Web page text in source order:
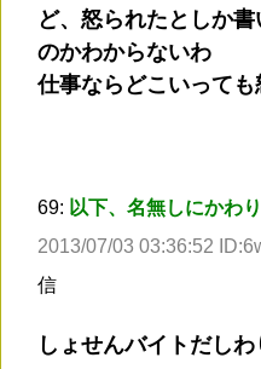
ど、怒られたとしか
のかわからないわ
仕事ならどこいって
69: 以下、名無しにかわ
2013/07/03 03:36:52
信
しょせんバイトだしわ